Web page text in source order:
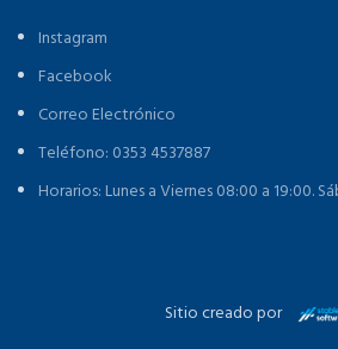
Instagram
Facebook
Correo Electrónico
Teléfono: 0353 4537887
Horarios: Lunes a Viernes 08:00 a 19:00.
Sitio creado por